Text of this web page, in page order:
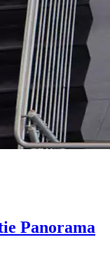
Panorama